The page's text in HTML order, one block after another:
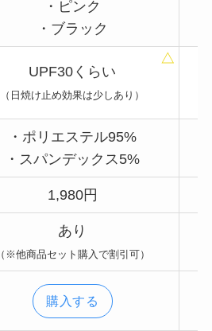
・ピンク
・ブラック
UPF30くらい
（日焼け止め効果は少しあり）
・ポリエステル95%
・スパンデックス5%
1,980円
あり
（※他商品セット購入で割引可）
購入する